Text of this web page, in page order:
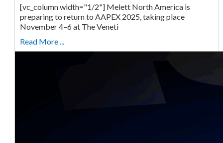
[vc_column width="1/2"] Melett North America is
preparing to return to AAPEX 2025, taking place
November 4–6 at The Veneti
Read More ...